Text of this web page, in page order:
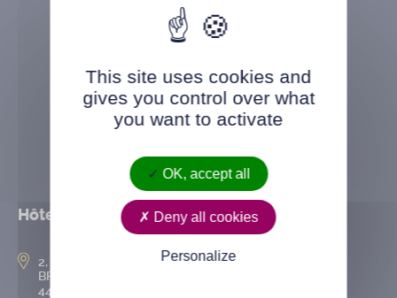
Hôtel de ville
2, rue de l’Hôtel-de-Ville
BP 50167
44802 Saint-Herblain cedex
This site uses cookies and
gives you control over what
you want to activate
OK, accept all
Deny all cookies
Personalize